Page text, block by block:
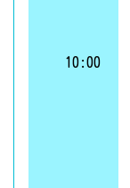
10:00